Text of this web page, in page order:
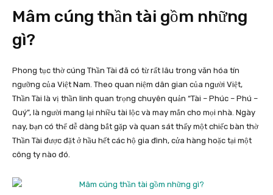
Mâm cúng thần tài gồm những
gì?
Phong tục thờ cúng Thần Tài đã có từ rất lâu trong văn hóa tín
ngưỡng của Việt Nam. Theo quan niệm dân gian của người Việt,
Thần Tài là vị thần linh quan trọng chuyên quản “Tài – Phúc – Phú –
Quý”, là người mang lại nhiều tài lộc và may mắn cho mọi nhà. Ngày
nay, bạn có thể dễ dàng bắt gặp và quan sát thấy một chiếc bàn thờ
Thần Tài được đặt ở hầu hết các hộ gia đình, cửa hàng hoặc tại một
công ty nào đó.